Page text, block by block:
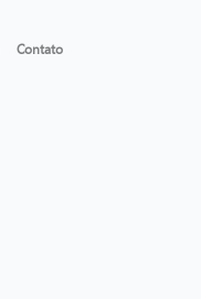
Contato